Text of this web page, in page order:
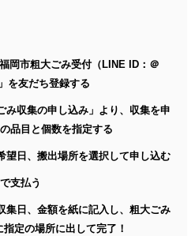
岡市粗大ごみ受付（ LINE ID ：＠
を友だち登録する
収集の申し込み」より、収集を申
品目と個数を指定する
日、搬出場所を選択して申し込む
で支払う
日、金額を紙に記入し、粗大ごみ
指定の場所に出して完了！